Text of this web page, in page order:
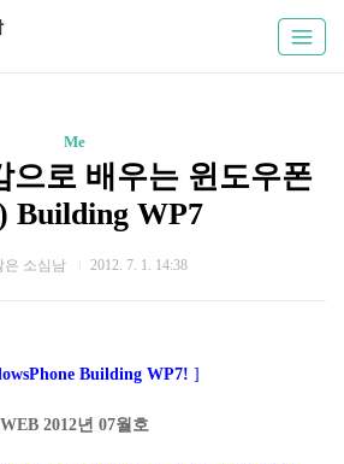
Me
으로 배우는 윈도우폰
Building WP7
은 소심남 2012. 7. 1. 14:38
Building WP7! ]
WEB 2012년 07월호